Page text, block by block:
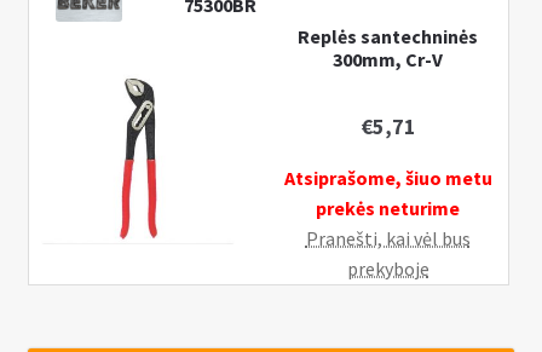
Replės santechninės
300mm, Cr-V
€5,71
Atsiprašome, šiuo metu
prekės neturime
Pranešti, kai vėl bus
prekyboje